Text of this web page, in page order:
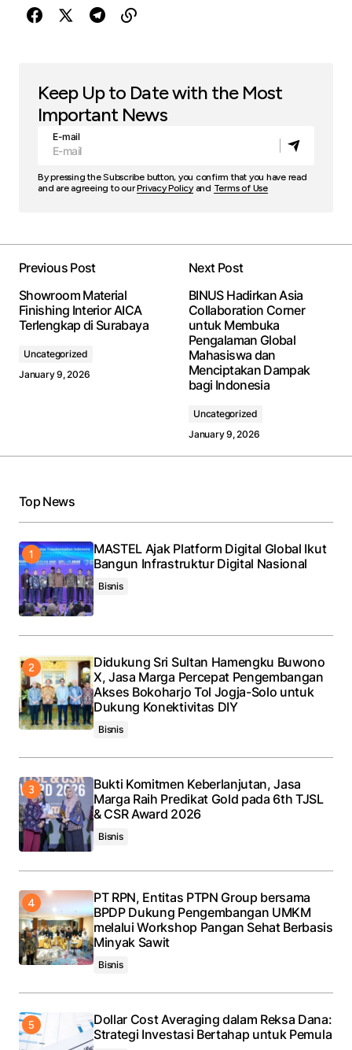
Keep Up to Date with the Most
Important News
E-mail
By pressing the Subscribe button, you confirm that you have read
and are agreeing to ourPrivacy Policyand Terms of Use
Previous Post
Showroom Material
Finishing Interior AICA
Terlengkap di Surabaya
Uncategorized
January 9, 2026
Next Post
BINUS Hadirkan Asia
Collaboration Corner
untuk Membuka
Pengalaman Global
Mahasiswa dan
Menciptakan Dampak
bagi Indonesia
Uncategorized
January 9, 2026
Top News
MASTEL Ajak Platform Digital Global Ikut
Bangun Infrastruktur Digital Nasional
Bisnis
Didukung Sri Sultan Hamengku Buwono
X, Jasa Marga Percepat Pengembangan
Akses Bokoharjo Tol Jogja-Solo untuk
Dukung Konektivitas DIY
Bisnis
Bukti Komitmen Keberlanjutan, Jasa
Marga Raih Predikat Gold pada 6th TJSL
& CSR Award 2026
Bisnis
PT RPN, Entitas PTPN Group bersama
BPDP Dukung Pengembangan UMKM
melalui Workshop Pangan Sehat Berbasis
Minyak Sawit
Bisnis
Dollar Cost Averaging dalam Reksa Dana:
Strategi Investasi Bertahap untuk Pemula